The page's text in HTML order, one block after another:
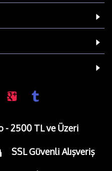
- 2500 TL ve Üzeri
SSL Güvenli Alışveriş